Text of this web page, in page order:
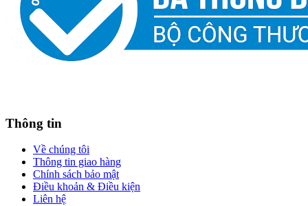
Thông tin
Về chúng tôi
Thông tin giao hàng
Chính sách bảo mật
Điều khoản & Điều kiện
Liên hệ